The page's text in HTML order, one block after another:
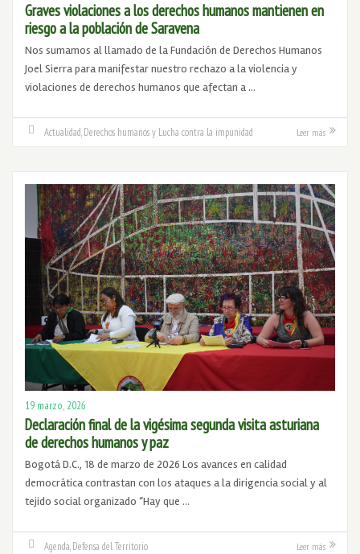
Graves violaciones a los derechos humanos mantienen en
riesgo a la población de Saravena
Nos sumamos al llamado de la Fundación de Derechos Humanos
Joel Sierra para manifestar nuestro rechazo a la violencia y
violaciones de derechos humanos que afectan a …
Actualidad Derechos humanos y Lucha contra la impunidad Leer más
19 marzo, 2026
Declaración final de la vigésima segunda visita asturiana
de derechos humanos y paz
Bogotá D.C., 18 de marzo de 2026 Los avances en calidad
democrática contrastan con los ataques a la dirigencia social y al
tejido social organizado “Hay que …
Agenda,Defensa del Territorio Leer más